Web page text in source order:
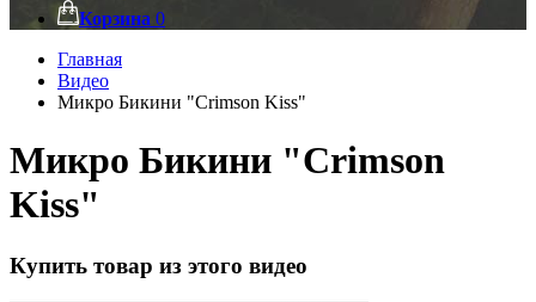
Корзина 0
Главная
Видео
Микро Бикини "Crimson Kiss"
Микро Бикини "Crimson
Kiss"
Купить товар из этого видео